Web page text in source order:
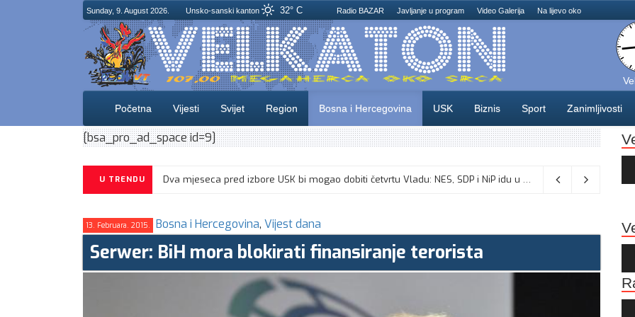
Sunday, 9. August 2026. Unsko-sanski kanton 32° C Radio BAZAR Javljanje u program Video Galerija Na lijevo oko
Početna Vijesti Svijet Region Bosna i Hercegovina USK Biznis Sport Zanimljivosti
[bsa_pro_ad_space id=9]
U TRENDU Odlične vijesti za naše košarkaše! Nijedan NBA igrač iz Litvanije ne želi igrati protiv BiH 08/08/2026
13. Februara. 2015. Bosna i Hercegovina, Vijest dana
Serwer: BiH mora blokirati finansiranje terorista